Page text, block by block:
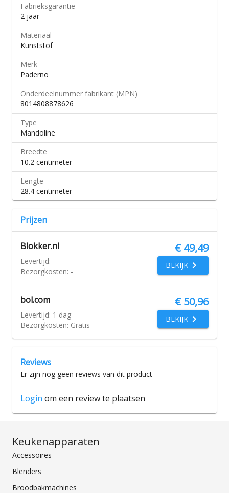
Fabrieksgarantie
2 jaar
Materiaal
Kunststof
Merk
Paderno
Onderdeelnummer fabrikant (MPN)
8014808878626
Type
Mandoline
Breedte
10.2 centimeter
Lengte
28.4 centimeter
Prijzen
Blokker.nl € 49,49
BEKIJK
Levertijd: -
Bezorgkosten: -
bol.com € 50,96
BEKIJK
Levertijd: 1 dag
Bezorgkosten: Gratis
Reviews
Er zijn nog geen reviews van dit product
Login om een review te plaatsen
Keukenapparaten
Accessoires
Blenders
Broodbakmachines